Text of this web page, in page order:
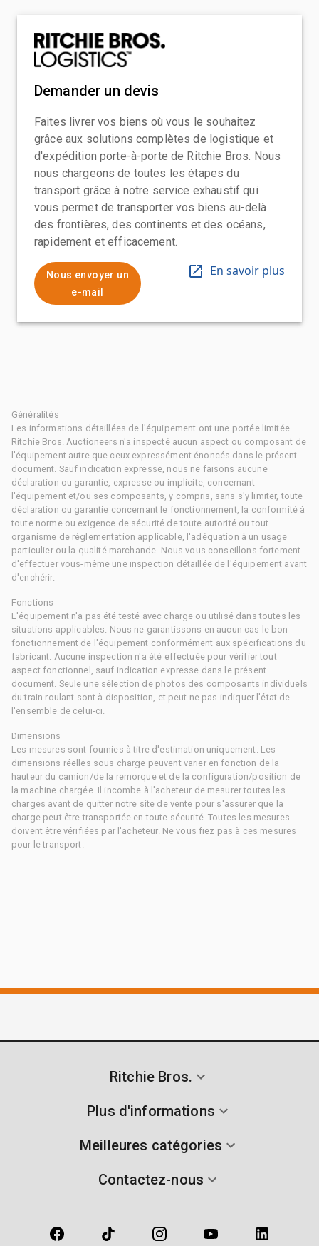
Demander un devis
Faites livrer vos biens où vous le souhaitez
grâce aux solutions complètes de logistique et
d'expédition porte-à-porte de Ritchie Bros. Nous
nous chargeons de toutes les étapes du
transport grâce à notre service exhaustif qui
vous permet de transporter vos biens au-delà
des frontières, des continents et des océans,
rapidement et efficacement.
Nous envoyer un
e-mail
En savoir plus
Généralités
Les informations détaillées de l'équipement ont une portée limitée.
Ritchie Bros. Auctioneers n'a inspecté aucun aspect ou composant de
l'équipement autre que ceux expressément énoncés dans le présent
document. Sauf indication expresse, nous ne faisons aucune
déclaration ou garantie, expresse ou implicite, concernant
l'équipement et/ou ses composants, y compris, sans s'y limiter, toute
déclaration ou garantie concernant le fonctionnement, la conformité à
toute norme ou exigence de sécurité de toute autorité ou tout
organisme de réglementation applicable, l'adéquation à un usage
particulier ou la qualité marchande. Nous vous conseillons fortement
d'effectuer vous-même une inspection détaillée de l'équipement avant
d'enchérir.
Fonctions
L'équipement n'a pas été testé avec charge ou utilisé dans toutes les
situations applicables. Nous ne garantissons en aucun cas le bon
fonctionnement de l'équipement conformément aux spécifications du
fabricant. Aucune inspection n'a été effectuée pour vérifier tout
aspect fonctionnel, sauf indication expresse dans le présent
document. Seule une sélection de photos des composants individuels
du train roulant sont à disposition, et peut ne pas indiquer l'état de
l'ensemble de celui-ci.
Dimensions
Les mesures sont fournies à titre d'estimation uniquement. Les
dimensions réelles sous charge peuvent varier en fonction de la
hauteur du camion/de la remorque et de la configuration/position de
la machine chargée. Il incombe à l'acheteur de mesurer toutes les
charges avant de quitter notre site de vente pour s'assurer que la
charge peut être transportée en toute sécurité. Toutes les mesures
doivent être vérifiées par l'acheteur. Ne vous fiez pas à ces mesures
pour le transport.
Ritchie Bros.
Plus d'informations
Meilleures catégories
Contactez-nous